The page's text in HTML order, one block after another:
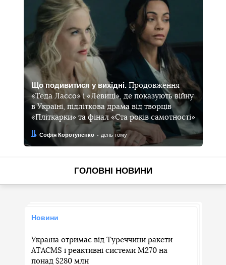
Що подивитися у вихідні. Продовження
«Теда Лассо» і «Левиці», де показують війну
в Україні, підліткова драма від творців
«Пліткарки» та фінал «Ста років самотності»
Автор:
Софія Коротуненко
Дата: день тому
ГОЛОВНІ НОВИНИ
Новини
Україна отримає від Туреччини ракети
ATACMS і реактивні системи M270 на
понад $280 млн